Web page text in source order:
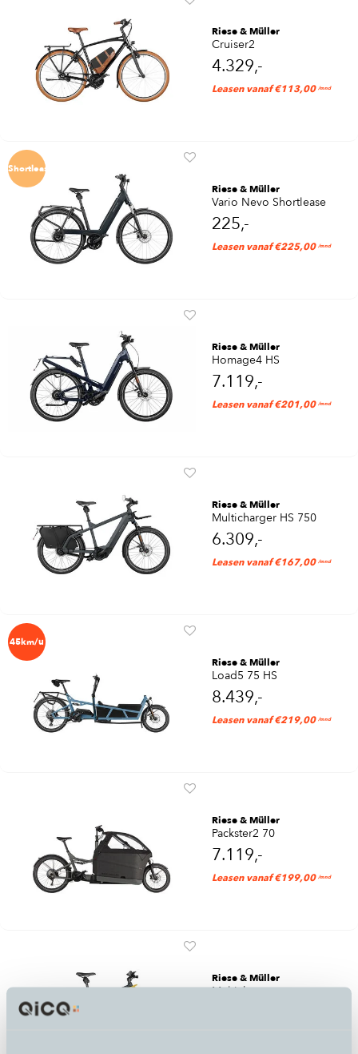
Riese & Müller
Cruiser2
4.329,-
Leasen vanaf €113,00 /mnd
Shortlease
Riese & Müller
Vario Nevo Shortlease
225,-
Leasen vanaf €225,00 /mnd
Riese & Müller
Homage4 HS
7.119,-
Leasen vanaf €201,00 /mnd
Riese & Müller
Multicharger HS 750
6.309,-
Leasen vanaf €167,00 /mnd
45km/u
Riese & Müller
Load5 75 HS
8.439,-
Leasen vanaf €219,00 /mnd
Riese & Müller
Packster2 70
7.119,-
Leasen vanaf €199,00 /mnd
Riese & Müller
Multicharger